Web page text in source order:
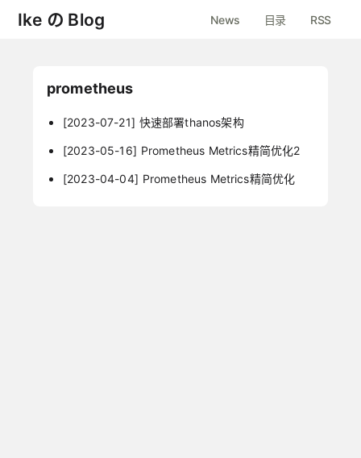
Ike の Blog News 目录 RSS
prometheus
[2023-07-21] 快速部署thanos架构
[2023-05-16] Prometheus Metrics精简优化2
[2023-04-04] Prometheus Metrics精简优化